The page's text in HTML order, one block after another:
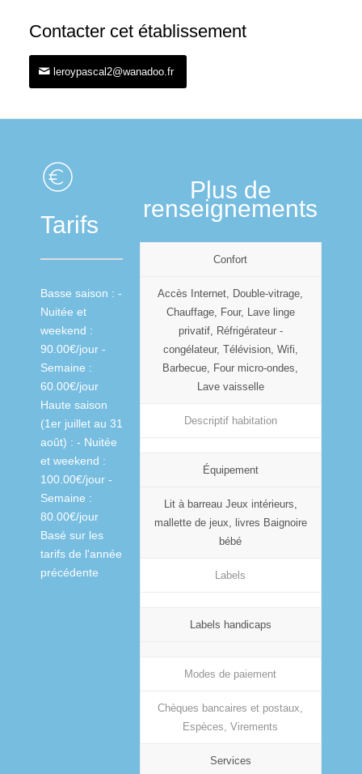
Contacter cet établissement
leroypascal2@wanadoo.fr
Tarifs
Basse saison : -
Nuitée et
weekend :
90.00€/jour -
Semaine :
60.00€/jour
Haute saison
(1er juillet au 31
août) : - Nuitée
et weekend :
100.00€/jour -
Semaine :
80.00€/jour
Basé sur les
tarifs de l'année
précédente
Plus de
renseignements
Confort
Accès Internet, Double-vitrage,
Chauffage, Four, Lave linge
privatif, Réfrigérateur -
congélateur, Télévision, Wifi,
Barbecue, Four micro-ondes,
Lave vaisselle
Descriptif habitation
Équipement
Lit à barreau Jeux intérieurs,
mallette de jeux, livres Baignoire
bébé
Labels
Labels handicaps
Modes de paiement
Chèques bancaires et postaux,
Espèces, Virements
Services